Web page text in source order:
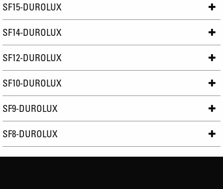
SF15-DUROLUX
SF14-DUROLUX
SF12-DUROLUX
SF10-DUROLUX
SF9-DUROLUX
SF8-DUROLUX